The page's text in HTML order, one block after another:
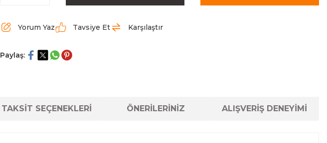
Yorum Yaz Tavsiye Et Karşılaştır
Paylaş:
TAKSİT SEÇENEKLERİ ÖNERİLERİNİZ ALIŞVERİŞ DENEYİMİ